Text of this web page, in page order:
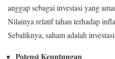
anggap sebagai investasi yang
Nilainya relatif tahan terhadap
Sebaliknya, saham adalah
Potensi Keuntungan